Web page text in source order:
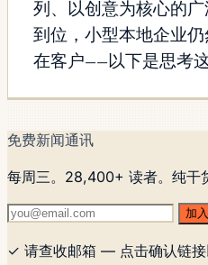
列、以创意为核心的
到位，小型本地企业
在客户——以下是思考
免费新闻通讯
每周三。28,400+ 读者。纯干
加
✓ 请查收邮箱 — 点击确认链接